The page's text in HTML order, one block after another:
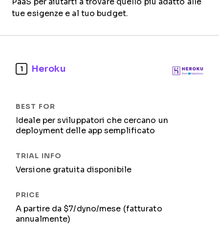
PaaS per aiutarti a trovare quello più adatto alle
tue esigenze e al tuo budget.
1 Heroku
Ideale per sviluppatori che cercano un
deployment delle app semplificato
Versione gratuita disponibile
A partire da $7/dyno/mese (fatturato
annualmente)